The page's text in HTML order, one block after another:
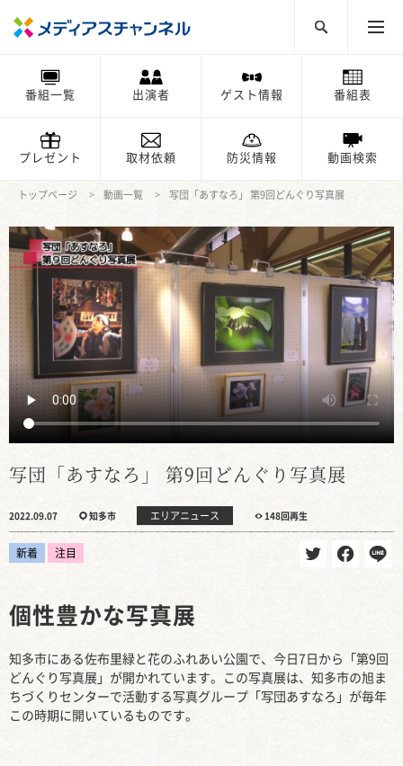
番組一覧 出演者 ゲスト情報 番組表
プレゼント 取材依頼 防災情報 動画検索
トップページ 動画一覧 写団「あすなろ」 第9回どんぐり写真展
写団「あすなろ」 第9回どんぐり写真展
2022.09.07 知多市 エリアニュース 148回再生
新着 注目
個性豊かな写真展
知多市にある佐布里緑と花のふれあい公園で、今日7日から「第9回
どんぐり写真展」が開かれています。この写真展は、知多市の旭ま
ちづくりセンターで活動する写真グループ「写団あすなろ」が毎年
この時期に開いているものです。